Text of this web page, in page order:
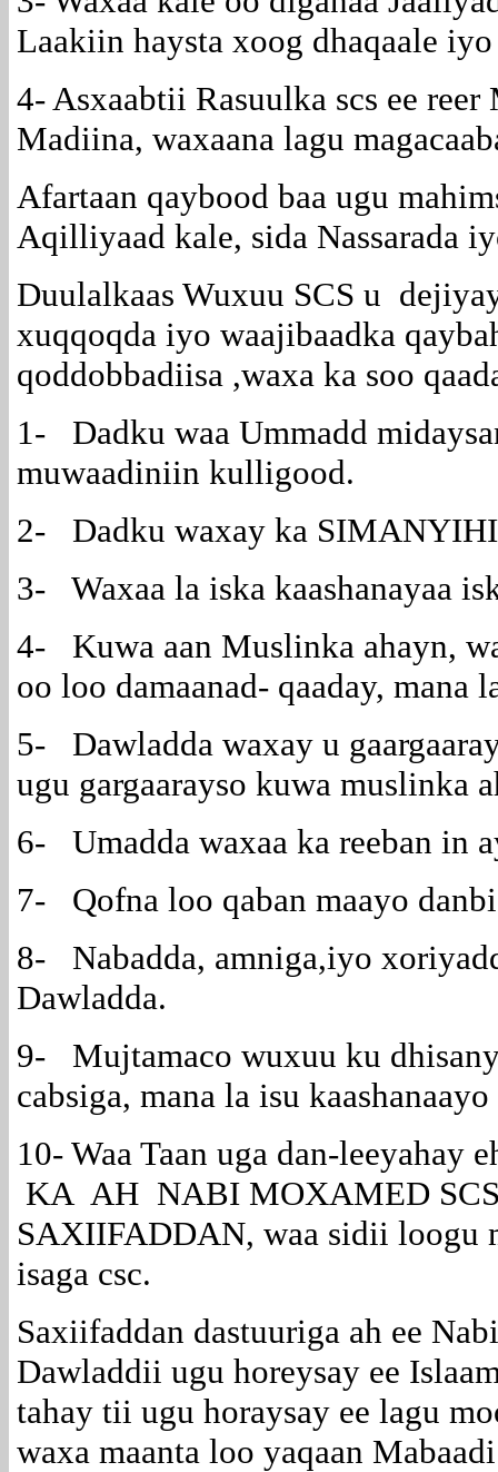
Laakiin haysta xoog dhaqaale
4- Asxaabtii Rasuulka scs ee
Madiina, waxaana lagu
Afartaan qaybood baa ugu
Aqilliyaad kale, sida Nassarada
Duulalkaas Wuxuu SCS u
xuqqoqda iyo waajibaadka
qoddobbadiisa ,waxa ka soo
1- Dadku waa Ummadd
muwaadiniin kulligood.
2- Dadku waxay ka
3- Waxaa la iska kaashanayaa
4- Kuwa aan Muslinka ahayn,
oo loo damaanad- qaaday, mana
5- Dawladda waxay u
ugu gargaarayso kuwa muslinka
6- Umadda waxaa ka reeban in
7- Qofna loo qaban maayo
8- Nabadda, amniga,iyo
Dawladda.
9- Mujtamaco wuxuu ku
cabsiga, mana la isu
10- Waa Taan uga dan-
KA AH NABI MOXAMED
SAXIIFADDAN, waa sidii loogu
isaga csc.
Saxiifaddan dastuuriga ah ee
Dawladdii ugu horeysay ee
tahay tii ugu horaysay ee lagu
waxa maanta loo yaqaan